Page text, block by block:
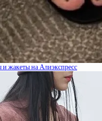
жакеты на Алиэкспресс